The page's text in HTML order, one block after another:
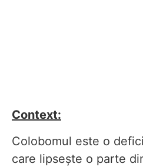
Context:
Colobomul este o
care lipsește o parte